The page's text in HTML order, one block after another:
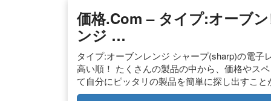
価格.com – タイプ:オーブ
ンジ …
タイプ:オーブンレンジ シャープ(sharp)の電
高い順！ たくさんの製品の中から、価格やス
て自分にピッタリの製品を簡単に探し出すこと